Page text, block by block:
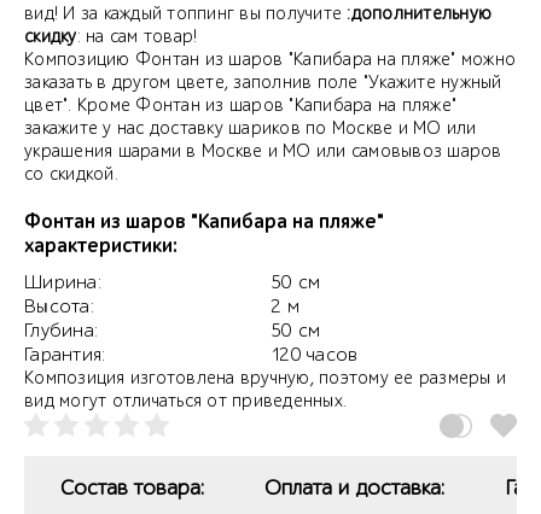
вид! И за каждый топпинг вы получите :дополнительную
скидку: на сам товар!
Композицию Фонтан из шаров "Капибара на пляже" можно
заказать в другом цвете, заполнив поле "Укажите нужный
цвет". Кроме Фонтан из шаров "Капибара на пляже"
закажите у нас доставку шариков по Москве и МО или
украшения шарами в Москве и МО или самовывоз шаров
со скидкой.
Фонтан из шаров "Капибара на пляже"
характеристики:
Ширина:
Высота:
Глубина:
Гарантия:
50 см
2 м
50 см
120 часов
Композиция изготовлена вручную, поэтому ее размеры и
вид могут отличаться от приведенных.
Состав товара: Оплата и доставка: